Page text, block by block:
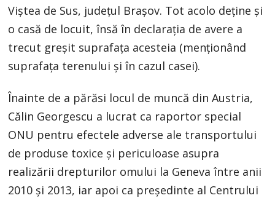
Viștea de Sus, județul Brașov. Tot acolo deține și
o casă de locuit, însă în declarația de avere a
trecut greșit suprafața acesteia (menționând
suprafața terenului și în cazul casei).
Înainte de a părăsi locul de muncă din Austria,
Călin Georgescu a lucrat ca raportor special
ONU pentru efectele adverse ale transportului
de produse toxice și periculoase asupra
realizării drepturilor omului la Geneva între anii
2010 și 2013, iar apoi ca președinte al Centrului